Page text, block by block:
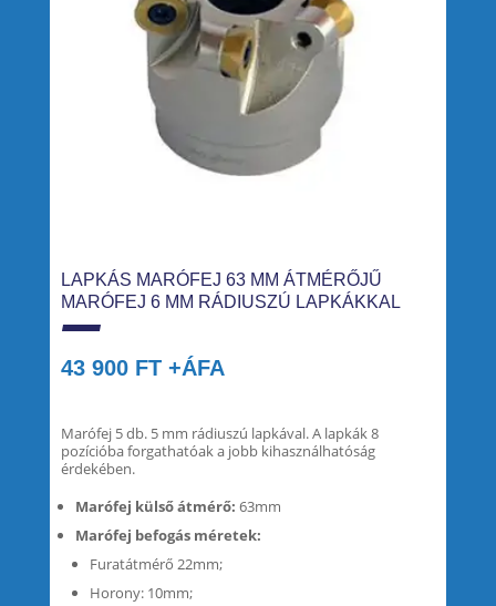
LAPKÁS MARÓFEJ 63 MM ÁTMÉRŐJŰ
MARÓFEJ 6 MM RÁDIUSZÚ LAPKÁKKAL
43 900 FT +ÁFA
Marófej 5 db. 5 mm rádiuszú lapkával. A lapkák 8
pozícióba forgathatóak a jobb kihasználhatóság
érdekében.
Marófej külső átmérő: 63mm
Marófej befogás méretek:
Furatátmérő 22mm;
Horony: 10mm;